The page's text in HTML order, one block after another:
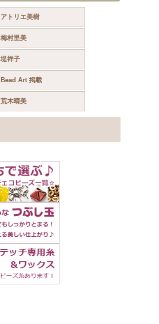
アトリエ美樹
梅村里美
堤祥子
Bead Art 掲載
荒木晴美